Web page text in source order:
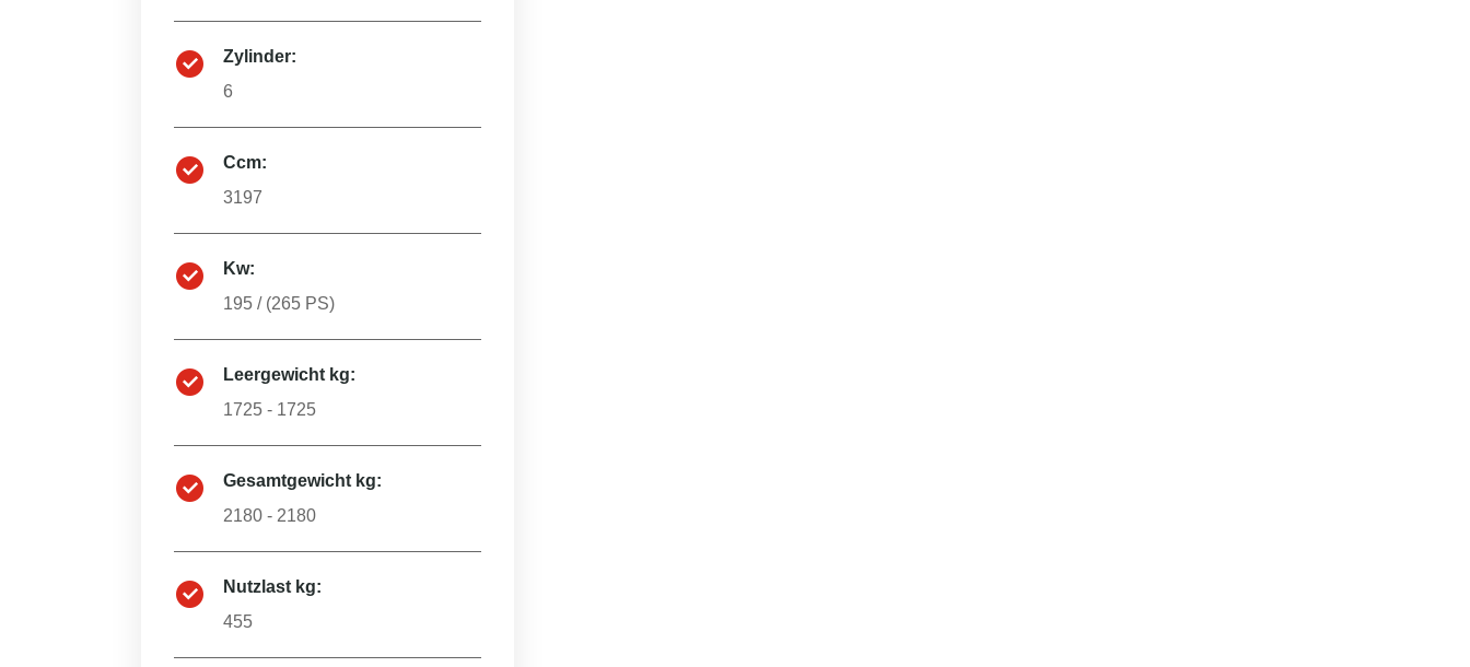
Zylinder:
6
Ccm:
3197
Kw:
195 / (265 PS)
Leergewicht kg:
1725 - 1725
Gesamtgewicht kg:
2180 - 2180
Nutzlast kg:
455